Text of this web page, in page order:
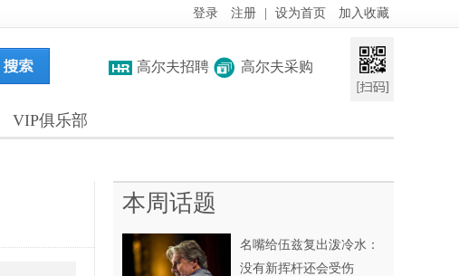
登录 注册 设为首页 加入收藏
高尔夫招聘 高尔夫采购
VIP俱乐部
本周话题
名嘴给伍兹复出泼冷水：
没有新挥杆还会受伤